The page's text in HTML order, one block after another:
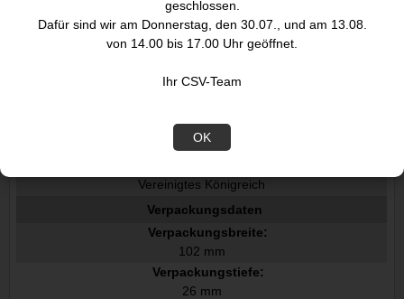
geschlossen.
Dafür sind wir am Donnerstag, den 30.07., und am 13.08.
von 14.00 bis 17.00 Uhr geöffnet.
Ihr CSV-Team
OK
Farbtintenpatronenanzahl:
1
Volumen Farbtinte:
Tintenpatronenkapazität:
OEM-Code:
C13T29824012
Vereinigtes Königreich
Verpackungsdaten
Verpackungsbreite:
102 mm
Verpackungstiefe:
26 mm